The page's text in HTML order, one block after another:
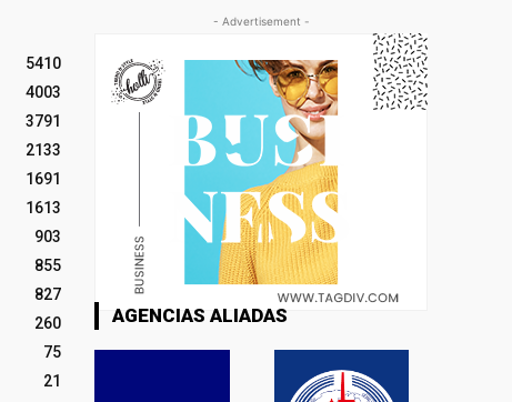
5410
4003
3791
2133
1691
1613
903
855
827
260
75
21
- Advertisement -
AGENCIAS ALIADAS